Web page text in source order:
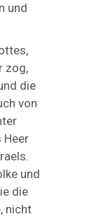
und
zog,
die
von
Heer
und
die
nicht